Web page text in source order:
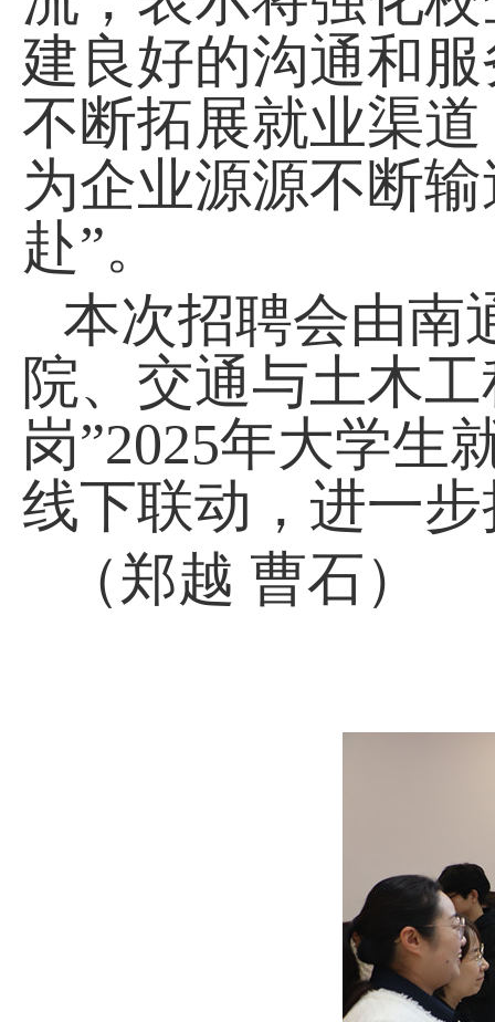
建良好的沟通和
不断拓展就业渠
为企业源源不断
赴”。
本次招聘会由南
院、交通与土木
岗”2025年大学生
线下联动，进一
（郑越 曹石）